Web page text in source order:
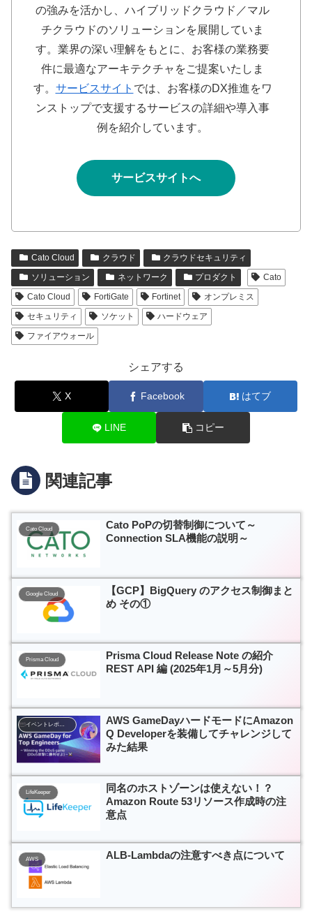
の強みを活かし、ハイブリッドクラウド／マル
チクラウドのソリューションを展開していま
す。業界の深い理解をもとに、お客様の業務要
件に最適なアーキテクチャをご提案いたしま
す。 サービスサイト では、お客様のDX推進をワ
ンストップで支援するサービスの詳細や導入事
例を紹介しています。
サービスサイトへ
Cato Cloud クラウド
クラウドセキュリティ
ソリューション
ネットワーク プロダクト
Cato
Cato Cloud
FortiGate Fortinet
オンプレミス
セキュリティ
ソケット
ハードウェア
ファイアウォール
シェアする
X Facebook はてブ
LINE コピー
関連記事
Cato Cloud
Cato PoPの切替制御について～
Connection SLA機能の説明～
Google Cloud
【GCP】BigQuery のアクセス制御まと
め その①
Prisma Cloud
Prisma Cloud Release Note の紹介
REST API 編 (2025年1月～5月分)
イベントレポート
AWS GameDayハードモードにAmazon
Q Developerを装備してチャレンジして
みた結果
LifeKeeper
同名のホストゾーンは使えない！？
Amazon Route 53リソース作成時の注
意点
AWS ALB-Lambdaの注意すべき点について